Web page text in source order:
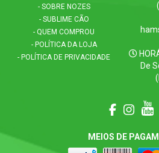
- SOBRE NOZES
- SUBLIME CÃO
- QUEM COMPROU
- POLÍTICA DA LOJA
- POLÍTICA DE PRIVACIDADE
De
MEIOS DE